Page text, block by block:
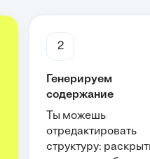
2
Генерируем
содержание
Ты можешь
отредактировать
структуру: